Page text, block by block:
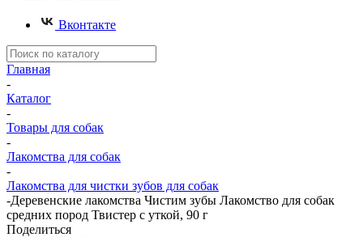
Вконтакте
Главная
-
Каталог
-
Товары для собак
-
Лакомства для собак
-
Лакомства для чистки зубов для собак
-Деревенские лакомства Чистим зубы Лакомство для собак
средних пород Твистер с уткой, 90 г
Поделиться